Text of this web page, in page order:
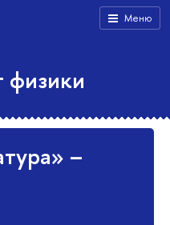
Меню
физики
–